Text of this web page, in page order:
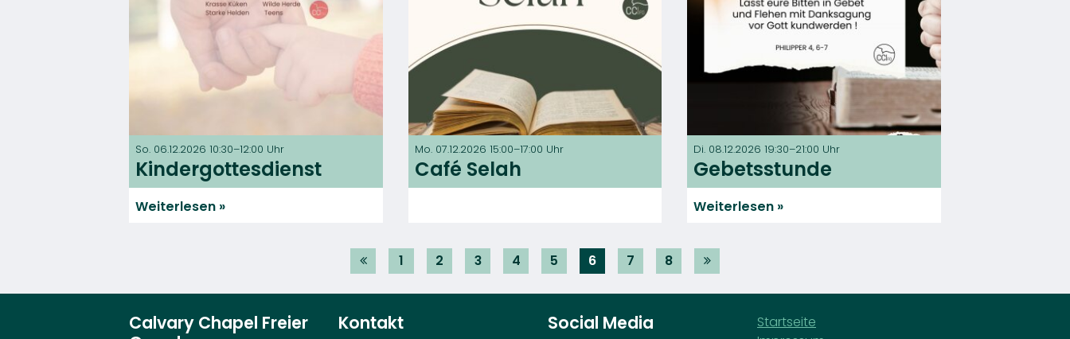
So. 06.12.2026 10:30–12:00 Uhr
Kindergottesdienst
Weiterlesen
Mo. 07.12.2026 15:00–17:00 Uhr
Café Selah
Di. 08.12.2026 19:30–21:00 Uhr
Gebetsstunde
Weiterlesen
1 2 3 4 5 6 7 8
Calvary Chapel Freier
Kontakt Social Media
Startseite